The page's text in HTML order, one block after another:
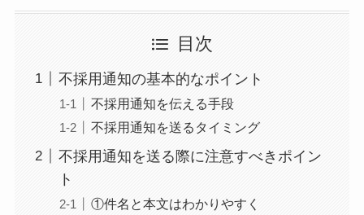
目次
不採用通知の基本的なポイント
不採用通知を伝える手段
不採用通知を送るタイミング
不採用通知を送る際に注意すべきポイン
ト
①件名と本文はわかりやすく